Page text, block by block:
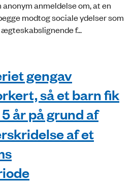
anmeldelse om, at en
modtog sociale ydelser som
ægteskabslignende f...
gengav
så et barn fik
år på grund af
af et